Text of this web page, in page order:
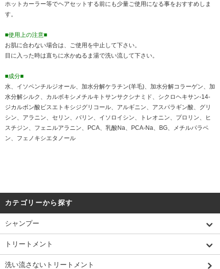
ホットカーラー等でヘアセットする前にも少量ご使用になる事をおすすめしま
す。
■使用上の注意■
お肌に合わない場合は、ご使用を中止して下さい。
目に入った時は直ちに水かぬるま湯で洗い流して下さい。
■成分■
水、イソペンチルジオール、加水分解ケラチン(羊毛)、加水分解コラーゲン、加
水分解シルク、カルボキシメチルキトサンサクシナミド、シクロヘキサン-14-
ジカルボン酸ビスエトキシジグリコール、アルギニン、アスパラギン酸、グリ
シン、アラニン、セリン、バリン、イソロイシン、トレオニン、プロリン、ヒ
スチジン、フェニルアラニン、PCA、乳酸Na、PCA-Na、BG、メチルパラベ
ン、フェノキシエタノール
カテゴリーから探す
シャンプー
トリートメント
洗い流さないトリートメント